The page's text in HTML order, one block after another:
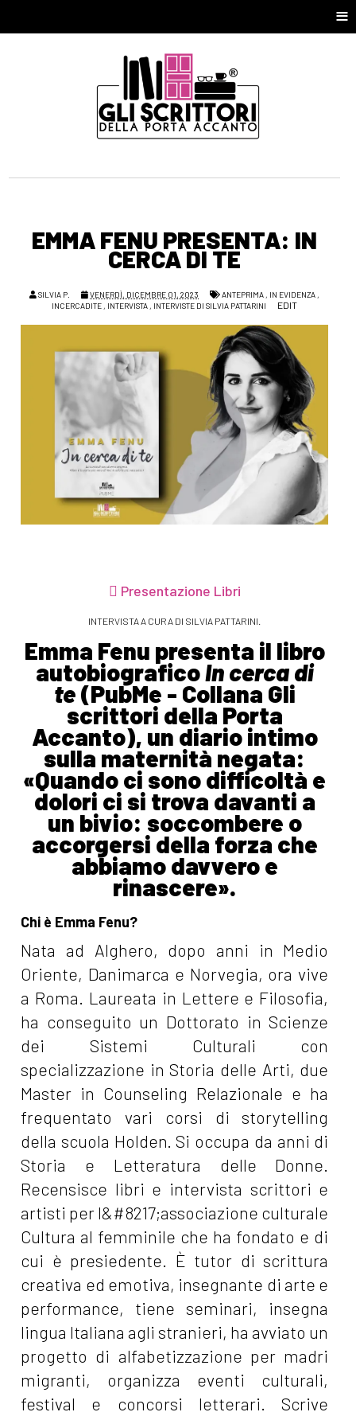
≡
EMMA FENU PRESENTA: IN
CERCA DI TE
SILVIA P. VENERDÌ, DICEMBRE 01, 2023 ANTEPRIMA , IN EVIDENZA ,
INCERCADITE , INTERVISTA , INTERVISTE DI SILVIA PATTARINI EDIT
Presentazione Libri
INTERVISTA A CURA DI SILVIA PATTARINI.
Emma Fenu presenta il libro
autobiograficoIn cerca di
te(PubMe - Collana Gli
scrittori della Porta
Accanto), un diario intimo
sulla maternità negata:
«Quando ci sono difficoltà e
dolori ci si trova davanti a
un bivio: soccombere o
accorgersi della forza che
abbiamo davvero e
rinascere».
Chi è Emma Fenu?